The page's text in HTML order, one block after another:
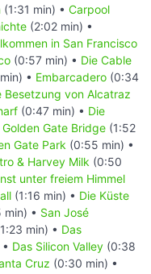
(1:31 min) • Carpool
(2:02 min) •
in San Francisco
(0:57 min) • Die Cable
• Embarcadero (0:34
Besetzung von Alcatraz
(0:47 min) • Die
Golden Gate Bridge (1:52
Gate Park (0:55 min) •
& Harvey Milk (0:50
unter freiem Himmel
(1:16 min) • Die Küste
min) • San José
min) • Das
Das Silicon Valley (0:38
Cruz (0:30 min) •